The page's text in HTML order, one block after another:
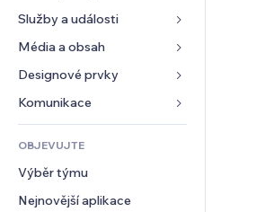
Mobilní zařízení
Analytika
Výpisy webu
E‑mail
Aplikace pro obchody
Doprava a doručení
Tlačítka pro prodej
Účetnictví
Kupóny a věrnostní programy
Skladování
Služby a události
Ubytování
Události
Restaurace
Nemovitosti
Rezervace
Média a obsah
Galerie
Hudba
Podcasty
Fotografie
Video
PDF
Designové prvky
Mapy a navigace
Soukromí a bezpečnost
Hodiny
Šablony stránek
Efekty pro obrázky
Formuláře
Ankety
Chat
OBJEVUJTE
Výběr týmu
Nejnovější aplikace